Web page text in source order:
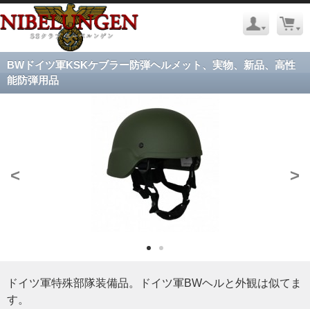
BWドイツ軍KSKケブラー防弾ヘルメット、実物、新品、高性
能防弾用品
< >
ドイツ軍特殊部隊装備品。ドイツ軍BWヘルと外観は似てま
す。